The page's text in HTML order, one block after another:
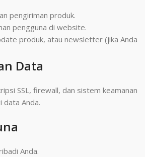
pengiriman produk.
pengguna di website.
produk, atau newsletter (jika Anda
Data
SSL, firewall, dan sistem keamanan
data Anda.
Anda.